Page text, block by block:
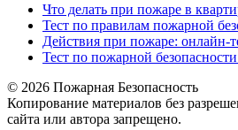
Что делать при пожаре в
Тест по правилам пожарной
Действия при пожаре: онлайн-
Тест по пожарной
© 2026 Пожарная Безопасность
Копирование материалов без
сайта или автора запрещено.